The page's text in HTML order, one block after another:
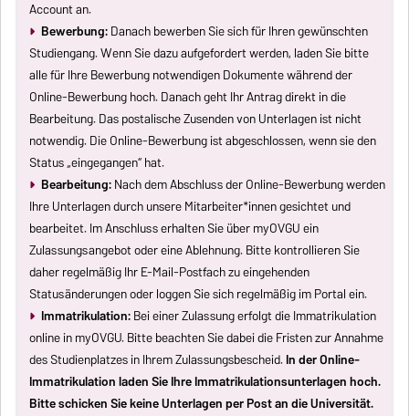
Account an.
Bewerbung:Danach bewerben Sie sich für Ihren gewünschten
Studiengang. Wenn Sie dazu aufgefordert werden, laden Sie bitte
alle für Ihre Bewerbung notwendigen Dokumente während der
Online-Bewerbung hoch. Danach geht Ihr Antrag direkt in die
Bearbeitung. Das postalische Zusenden von Unterlagen ist nicht
notwendig. Die Online-Bewerbung ist abgeschlossen, wenn sie den
Status „eingegangen“ hat.
Bearbeitung:Nach dem Abschluss der Online-Bewerbung werden
Ihre Unterlagen durch unsere Mitarbeiter*innen gesichtet und
bearbeitet. Im Anschluss erhalten Sie über myOVGU ein
Zulassungsangebot oder eine Ablehnung. Bitte kontrollieren Sie
daher regelmäßig Ihr E-Mail-Postfach zu eingehenden
Statusänderungen oder loggen Sie sich regelmäßig im Portal ein.
Immatrikulation:Bei einer Zulassung erfolgt die Immatrikulation
online in myOVGU. Bitte beachten Sie dabei die Fristen zur Annahme
des Studienplatzes in Ihrem Zulassungsbescheid.In der Online-
Immatrikulation laden Sie Ihre Immatrikulationsunterlagen hoch.
Bitte schicken Sie keine Unterlagen per Post an die Universität.